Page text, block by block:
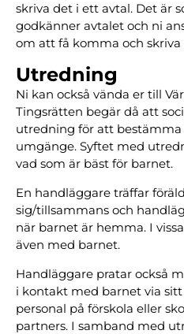
skriva det i ett avtal. Det är
godkänner avtalet och ni
om att få komma och skriva
Utredning
Ni kan också vända er till
Tingsrätten begär då att
utredning för att bestämma
umgänge. Syftet med
vad som är bäst för barnet.
En handläggare träffar
sig/tillsammans och
när barnet är hemma. I
även med barnet.
Handläggare pratar också
i kontakt med barnet via
personal på förskola eller
partners. I samband med